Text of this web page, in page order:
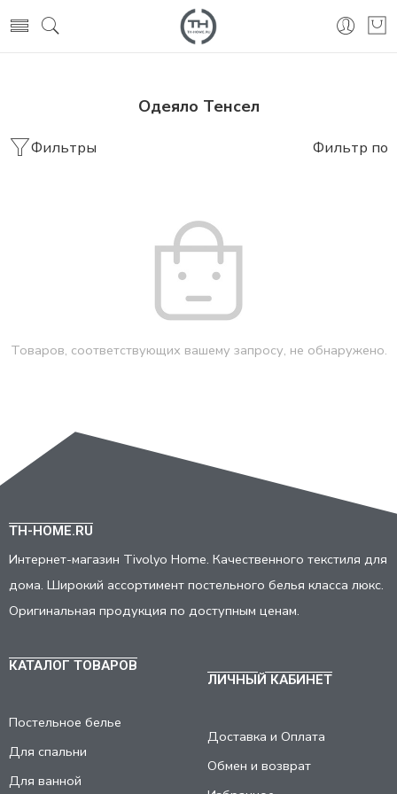
Одеяло Тенсел
Фильтры Фильтр по
Товаров, соответствующих вашему запросу, не обнаружено.
TH-HOME.RU
Интернет-магазин Tivolyo Home. Качественного текстиля для
дома. Широкий ассортимент постельного белья класса люкс.
Оригинальная продукция по доступным ценам.
КАТАЛОГ ТОВАРОВ
Постельное белье
Для спальни
Для ванной
ЛИЧНЫЙ КАБИНЕТ
Доставка и Оплата
Обмен и возврат